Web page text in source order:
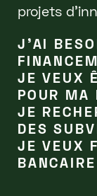
projets
J’AI
JE VEUX
POUR MA
JE
DES
JE VEUX
BANCAIRE